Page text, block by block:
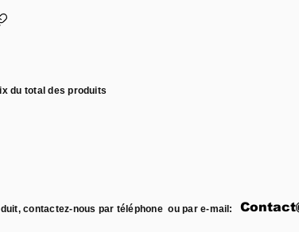
du total des produits
contactez-nous par téléphone ou par e-mail: